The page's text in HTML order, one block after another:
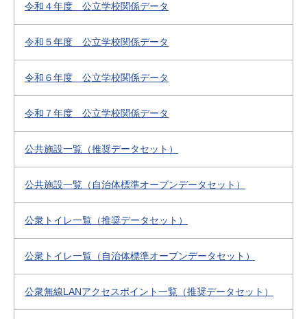
令和４年度 公立学校関係データ
令和５年度 公立学校関係データ
令和６年度 公立学校関係データ
令和７年度 公立学校関係データ
公共施設一覧（推奨データセット）
公共施設一覧（自治体標準オープンデータセット）
公衆トイレ一覧（推奨データセット）
公衆トイレ一覧（自治体標準オープンデータセット）
公衆無線LANアクセスポイント一覧（推奨データセット）